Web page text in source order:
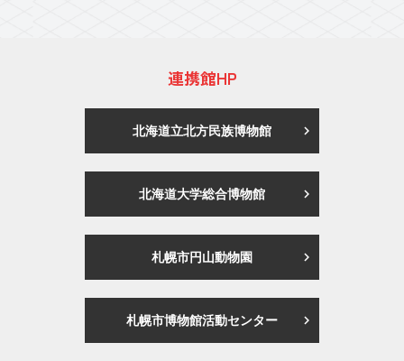
連携館HP
北海道立北方民族博物館
北海道大学総合博物館
札幌市円山動物園
札幌市博物館活動センター